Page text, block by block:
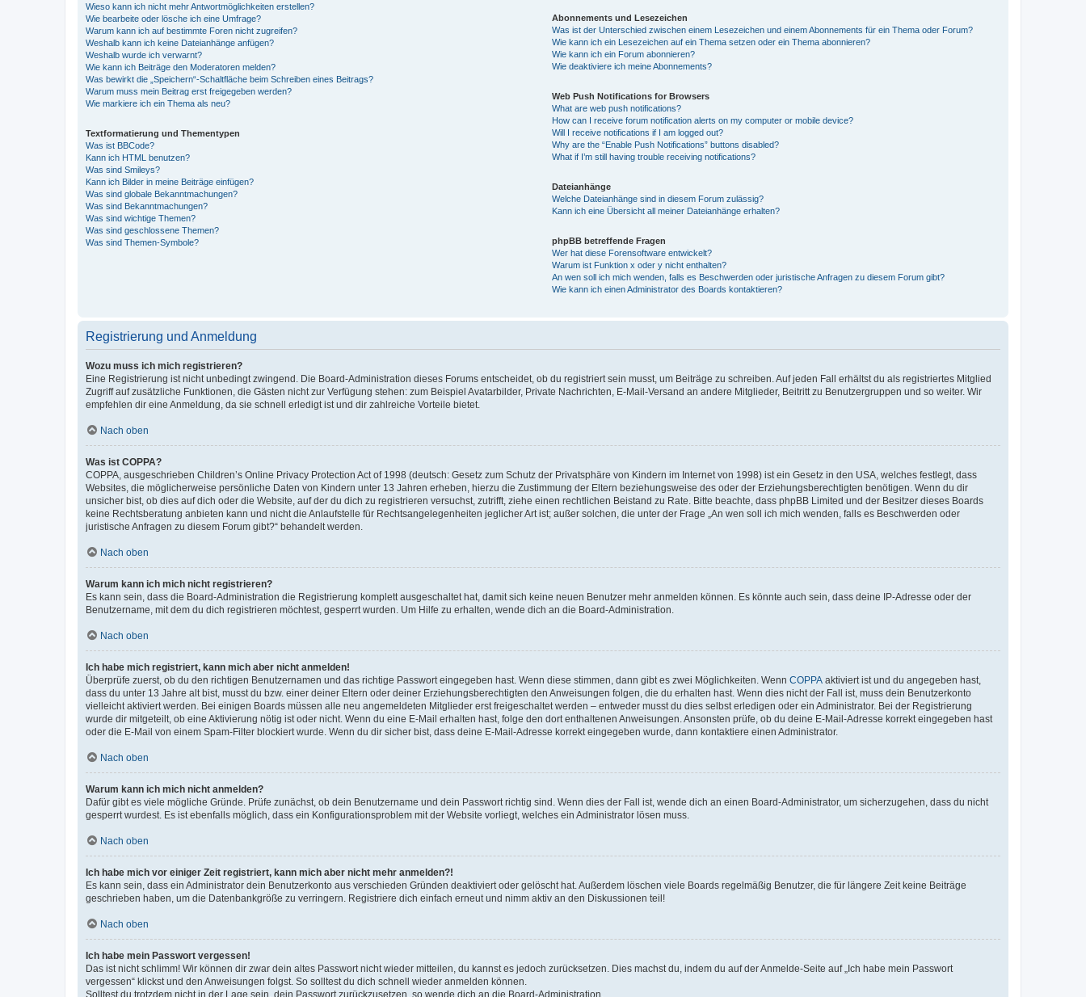
Wieso kann ich nicht mehr Antwortmöglichkeiten erstellen?
Wie bearbeite oder lösche ich eine Umfrage?
Warum kann ich auf bestimmte Foren nicht zugreifen?
Weshalb kann ich keine Dateianhänge anfügen?
Weshalb wurde ich verwarnt?
Wie kann ich Beiträge den Moderatoren melden?
Was bewirkt die „Speichern“-Schaltfläche beim Schreiben eines Beitrags?
Warum muss mein Beitrag erst freigegeben werden?
Wie markiere ich ein Thema als neu?
Textformatierung und Thementypen
Was ist BBCode?
Kann ich HTML benutzen?
Was sind Smileys?
Kann ich Bilder in meine Beiträge einfügen?
Was sind globale Bekanntmachungen?
Was sind Bekanntmachungen?
Was sind wichtige Themen?
Was sind geschlossene Themen?
Was sind Themen-Symbole?
Abonnements und Lesezeichen
Was ist der Unterschied zwischen einem Lesezeichen und einem Abonnements für ein Thema oder Forum?
Wie kann ich ein Lesezeichen auf ein Thema setzen oder ein Thema abonnieren?
Wie kann ich ein Forum abonnieren?
Wie deaktiviere ich meine Abonnements?
Web Push Notifications for Browsers
What are web push notifications?
How can I receive forum notification alerts on my computer or mobile device?
Will I receive notifications if I am logged out?
Why are the “Enable Push Notifications” buttons disabled?
What if I’m still having trouble receiving notifications?
Dateianhänge
Welche Dateianhänge sind in diesem Forum zulässig?
Kann ich eine Übersicht all meiner Dateianhänge erhalten?
phpBB betreffende Fragen
Wer hat diese Forensoftware entwickelt?
Warum ist Funktion x oder y nicht enthalten?
An wen soll ich mich wenden, falls es Beschwerden oder juristische Anfragen zu diesem Forum gibt?
Wie kann ich einen Administrator des Boards kontaktieren?
Registrierung und Anmeldung
Wozu muss ich mich registrieren?
Eine Registrierung ist nicht unbedingt zwingend. Die Board-Administration dieses Forums entscheidet, ob du registriert sein musst, um Beiträge zu schreiben. Auf jeden Fall erhältst du als registriertes Mitglied
Zugriff auf zusätzliche Funktionen, die Gästen nicht zur Verfügung stehen: zum Beispiel Avatarbilder, Private Nachrichten, E-Mail-Versand an andere Mitglieder, Beitritt zu Benutzergruppen und so weiter. Wir
empfehlen dir eine Anmeldung, da sie schnell erledigt ist und dir zahlreiche Vorteile bietet.
Nach oben
Was ist COPPA?
COPPA, ausgeschrieben Children’s Online Privacy Protection Act of 1998 (deutsch: Gesetz zum Schutz der Privatsphäre von Kindern im Internet von 1998) ist ein Gesetz in den USA, welches festlegt, dass
Websites, die möglicherweise persönliche Daten von Kindern unter 13 Jahren erheben, hierzu die Zustimmung der Eltern beziehungsweise des oder der Erziehungsberechtigten benötigen. Wenn du dir
unsicher bist, ob dies auf dich oder die Website, auf der du dich zu registrieren versuchst, zutrifft, ziehe einen rechtlichen Beistand zu Rate. Bitte beachte, dass phpBB Limited und der Besitzer dieses Boards
keine Rechtsberatung anbieten kann und nicht die Anlaufstelle für Rechtsangelegenheiten jeglicher Art ist; außer solchen, die unter der Frage „An wen soll ich mich wenden, falls es Beschwerden oder
juristische Anfragen zu diesem Forum gibt?“ behandelt werden.
Nach oben
Warum kann ich mich nicht registrieren?
Es kann sein, dass die Board-Administration die Registrierung komplett ausgeschaltet hat, damit sich keine neuen Benutzer mehr anmelden können. Es könnte auch sein, dass deine IP-Adresse oder der
Benutzername, mit dem du dich registrieren möchtest, gesperrt wurden. Um Hilfe zu erhalten, wende dich an die Board-Administration.
Nach oben
Ich habe mich registriert, kann mich aber nicht anmelden!
Überprüfe zuerst, ob du den richtigen Benutzernamen und das richtige Passwort eingegeben hast. Wenn diese stimmen, dann gibt es zwei Möglichkeiten. Wenn COPPA aktiviert ist und du angegeben hast,
dass du unter 13 Jahre alt bist, musst du bzw. einer deiner Eltern oder deiner Erziehungsberechtigten den Anweisungen folgen, die du erhalten hast. Wenn dies nicht der Fall ist, muss dein Benutzerkonto
vielleicht aktiviert werden. Bei einigen Boards müssen alle neu angemeldeten Mitglieder erst freigeschaltet werden – entweder musst du dies selbst erledigen oder ein Administrator. Bei der Registrierung
wurde dir mitgeteilt, ob eine Aktivierung nötig ist oder nicht. Wenn du eine E-Mail erhalten hast, folge den dort enthaltenen Anweisungen. Ansonsten prüfe, ob du deine E-Mail-Adresse korrekt eingegeben hast
oder die E-Mail von einem Spam-Filter blockiert wurde. Wenn du dir sicher bist, dass deine E-Mail-Adresse korrekt eingegeben wurde, dann kontaktiere einen Administrator.
Nach oben
Warum kann ich mich nicht anmelden?
Dafür gibt es viele mögliche Gründe. Prüfe zunächst, ob dein Benutzername und dein Passwort richtig sind. Wenn dies der Fall ist, wende dich an einen Board-Administrator, um sicherzugehen, dass du nicht
gesperrt wurdest. Es ist ebenfalls möglich, dass ein Konfigurationsproblem mit der Website vorliegt, welches ein Administrator lösen muss.
Nach oben
Ich habe mich vor einiger Zeit registriert, kann mich aber nicht mehr anmelden?!
Es kann sein, dass ein Administrator dein Benutzerkonto aus verschieden Gründen deaktiviert oder gelöscht hat. Außerdem löschen viele Boards regelmäßig Benutzer, die für längere Zeit keine Beiträge
geschrieben haben, um die Datenbankgröße zu verringern. Registriere dich einfach erneut und nimm aktiv an den Diskussionen teil!
Nach oben
Ich habe mein Passwort vergessen!
Das ist nicht schlimm! Wir können dir zwar dein altes Passwort nicht wieder mitteilen, du kannst es jedoch zurücksetzen. Dies machst du, indem du auf der Anmelde-Seite auf „Ich habe mein Passwort
vergessen“ klickst und den Anweisungen folgst. So solltest du dich schnell wieder anmelden können.
Solltest du trotzdem nicht in der Lage sein, dein Passwort zurückzusetzen, so wende dich an die Board-Administration.